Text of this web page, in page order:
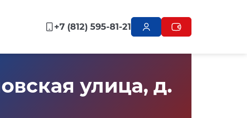
+7 (812) 595-81-21
улица, д.